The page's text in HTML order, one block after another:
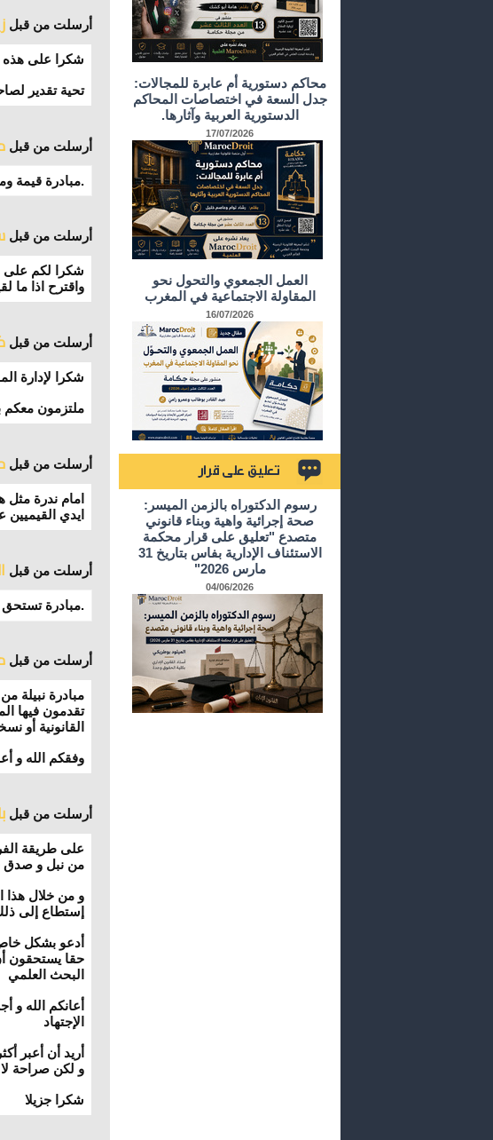
أرسلت من قبل
شكرا على هذه
تحية تقدير
أرسلت من قبل
مبادرة قيمة ومستعد للمساهمة فيها.
أرسلت من قبل
شكرا لكم على
واقترح اذا ما
أرسلت من قبل
شكرا لإدارة
ملتزمون معكم
أرسلت من قبل
امام ندرة
ايدي
أرسلت من قبل
مبادرة تستحق كل تشجيع ، ونحن على استعداد للمساهمة فيها.
أرسلت من قبل
مبادرة نبيلة
تقدمون فيها
القانونية أو
وفقكم الله و
أرسلت من قبل
على طريقة
من نبل و صدق
و من خلال هذا
إستطاع إلى
أدعو بشكل
حقا يستحقون
البحث العلمي
أعانكم الله و
الإجتهاد
أريد أن أعبر
و لكن صراحة
شكرا جزيلا
محاكم دستورية أم عابرة للمجالات:
جدل السعة في اختصاصات المحاكم
الدستورية العربية وآثارها.
17/07/2026
العمل الجمعوي والتحول نحو
المقاولة الاجتماعية في المغرب
16/07/2026
رسوم الدكتوراه بالزمن الميسر:
صحة إجرائية واهية وبناء قانوني
متصدع "تعليق على قرار محكمة
الاستئناف الإدارية بفاس بتاريخ 31
مارس 2026"
04/06/2026